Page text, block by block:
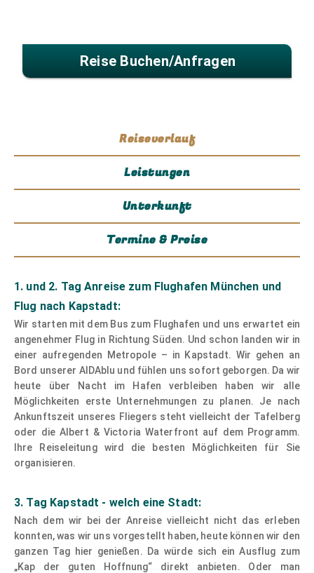
Reise Buchen/anfragen
Reiseverlauf
Leistungen
Unterkunft
Termine & Preise
1. und 2. Tag Anreise zum Flughafen München und
Flug nach Kapstadt:
Wir starten mit dem Bus zum Flughafen und uns erwartet ein
angenehmer Flug in Richtung Süden. Und schon landen wir in
einer aufregenden Metropole – in Kapstadt. Wir gehen an
Bord unserer AIDAblu und fühlen uns sofort geborgen. Da wir
heute über Nacht im Hafen verbleiben haben wir alle
Möglichkeiten erste Unternehmungen zu planen. Je nach
Ankunftszeit unseres Fliegers steht vielleicht der Tafelberg
oder die Albert & Victoria Waterfront auf dem Programm.
Ihre Reiseleitung wird die besten Möglichkeiten für Sie
organisieren.
3. Tag Kapstadt - welch eine Stadt:
Nach dem wir bei der Anreise vielleicht nicht das erleben
konnten, was wir uns vorgestellt haben, heute können wir den
ganzen Tag hier genießen. Da würde sich ein Ausflug zum
„Kap der guten Hoffnung“ direkt anbieten. Oder man